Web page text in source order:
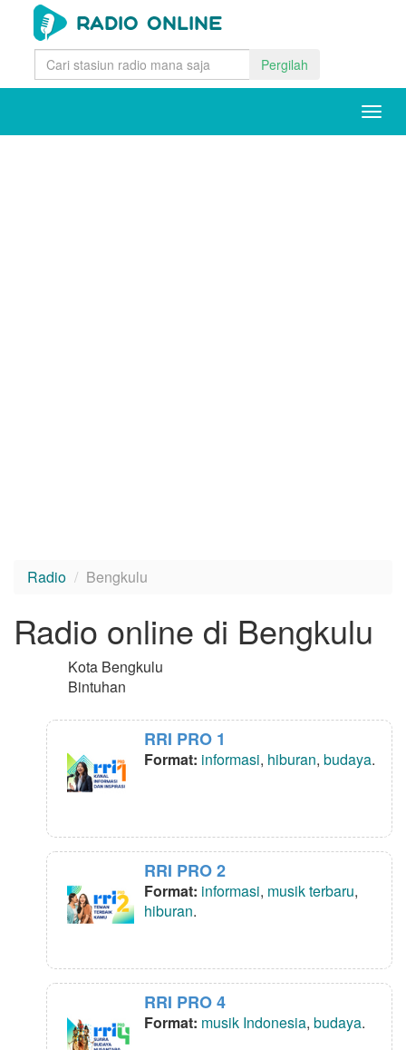
Pergilah
Radio Bengkulu
Radio online di Bengkulu
Kota Bengkulu
Bintuhan
RRI PRO 1
Format: informasi, hiburan, budaya.
RRI PRO 2
Format: informasi, musik terbaru,
hiburan.
RRI PRO 4
Format: musik Indonesia, budaya.